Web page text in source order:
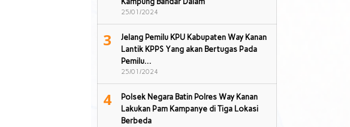
25/01/2024
3
Jelang Pemilu KPU Kabupaten Way Kanan
Lantik KPPS Yang akan Bertugas Pada
Pemilu…
25/01/2024
4
Polsek Negara Batin Polres Way Kanan
Lakukan Pam Kampanye di Tiga Lokasi
Berbeda